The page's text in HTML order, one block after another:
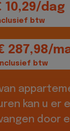
10,29/dag
btw
287,98/
btw
kan u er
door